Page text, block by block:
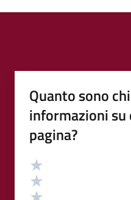
Quanto sono
informazioni su
pagina?
Valutazione